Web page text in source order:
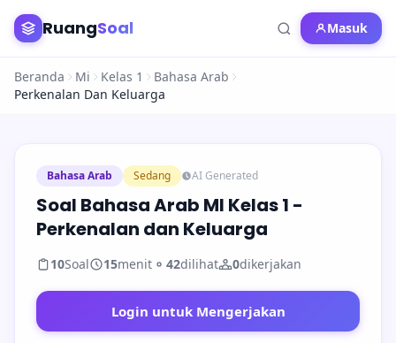
RuangSoal Masuk
Beranda Mi Kelas 1
Bahasa Arab
Perkenalan Dan Keluarga
Bahasa Arab Sedang AI Generated
Soal Bahasa Arab MI Kelas 1 -
Perkenalan dan Keluarga
10Soal 15menit 42dilihat 0dikerjakan
Login untuk Mengerjakan